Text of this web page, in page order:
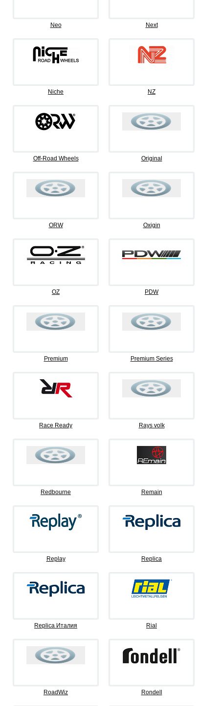
Neo Next
Niche NZ
Off-Road Wheels Original
ORW Oxigin
OZ PDW
Premium Premium Series
Race Ready Rays volk
Redbourne Remain
Replay Replica
Replica Италия Rial
RoadWiz Rondell